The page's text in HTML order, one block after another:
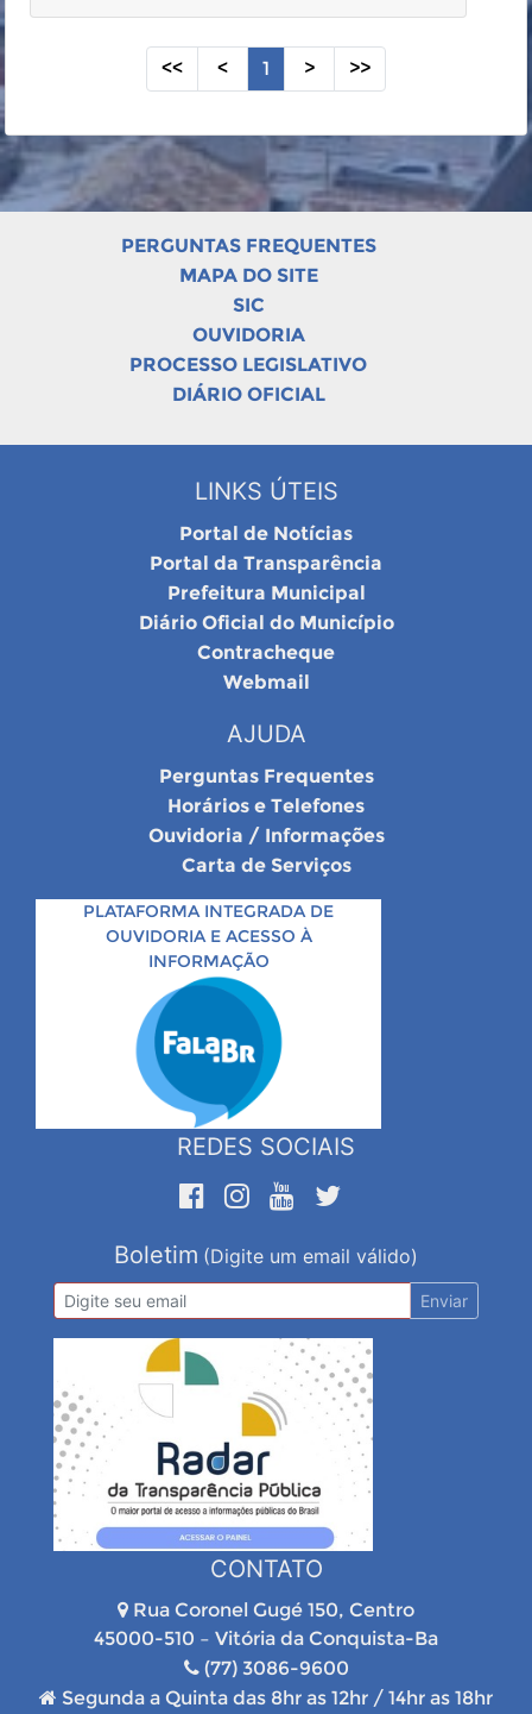
<< < 1 > >>
PERGUNTAS FREQUENTES
MAPA DO SITE
SIC
OUVIDORIA
PROCESSO LEGISLATIVO
DIÁRIO OFICIAL
LINKS ÚTEIS
Portal de Notícias
Portal da Transparência
Prefeitura Municipal
Diário Oficial do Município
Contracheque
Webmail
AJUDA
Perguntas Frequentes
Horários e Telefones
Ouvidoria / Informações
Carta de Serviços
PLATAFORMA INTEGRADA DE
OUVIDORIA E ACESSO À
INFORMAÇÃO
REDES SOCIAIS
Boletim (Digite um email válido)
Enviar
CONTATO
Rua Coronel Gugé 150, Centro
45000-510 – Vitória da Conquista-Ba
(77) 3086-9600
Segunda a Quinta das 8hr as 12hr / 14hr as 18hr